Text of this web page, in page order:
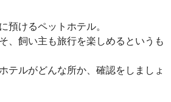
預けるペットホテル。
、飼い主も旅行を楽しめるというも
テルがどんな所か、確認をしましょ